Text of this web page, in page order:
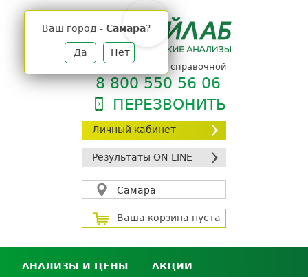
Личный кабинет
Результаты ON-LINE
Самара
Ваш город - Самара?
Да Нет
Ваша корзина пуста
телефон единой справочной
8 800 550 56 06
ПЕРЕЗВОНИТЬ
АНАЛИЗЫ И ЦЕНЫ
АКЦИИ